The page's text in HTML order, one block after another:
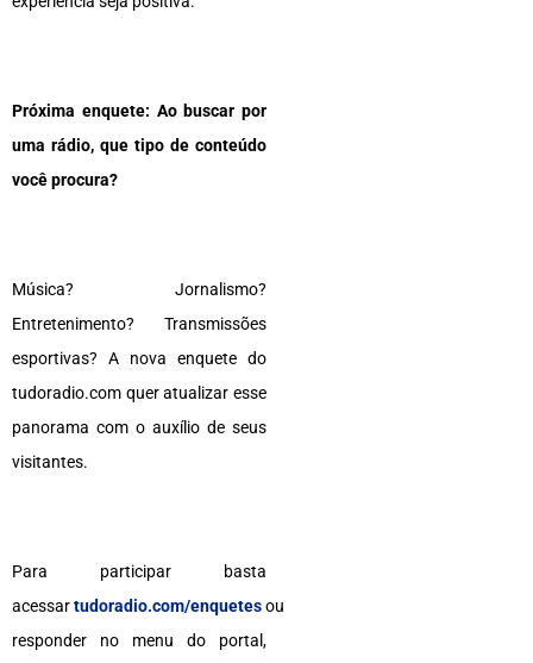
Próxima enquete: Ao buscar por
uma rádio, que tipo de conteúdo
você procura?
Música? Jornalismo?
Entretenimento? Transmissões
esportivas? A nova enquete do
tudoradio.com quer atualizar esse
panorama com o auxílio de seus
visitantes.
Para participar basta
acessartudoradio.com/enquetesou
responder no menu do portal,